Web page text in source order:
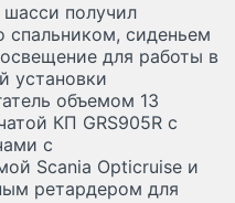
получил
спальником, сиденьем
для работы в
установки
объемом 13
КП GRS905R с
с
Scania Opticruise и
ретардером для